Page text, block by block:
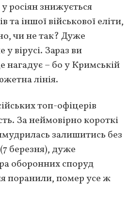
росіян знижується
та іншої військової еліти,
чи не так? Дуже
у вірусі. Зараз ви
– бо у Кримській
лінія.
топ-офіцерів
За неймовірно короткі
залишитись без
березня), дуже
оборонних споруд
поранили, помер усе ж